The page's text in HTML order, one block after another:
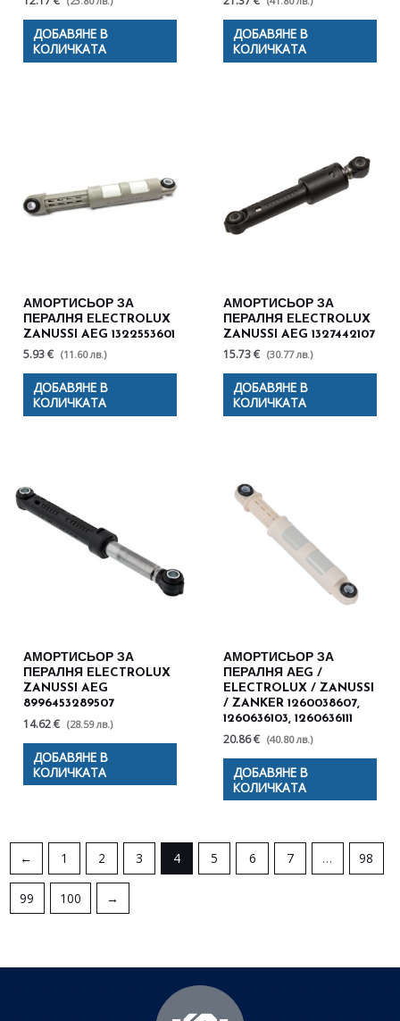
ДОБАВЯНЕ В
КОЛИЧКАТА
ДОБАВЯНЕ В
КОЛИЧКАТА
АМОРТИСЬОР ЗА
ПЕРАЛНЯ ELECTROLUX
ZANUSSI AEG 1322553601
5.93 € (11.60 лв.)
ДОБАВЯНЕ В
КОЛИЧКАТА
АМОРТИСЬОР ЗА
ПЕРАЛНЯ ELECTROLUX
ZANUSSI AEG 1327442107
15.73 € (30.77 лв.)
ДОБАВЯНЕ В
КОЛИЧКАТА
АМОРТИСЬОР ЗА
ПЕРАЛНЯ ELECTROLUX
ZANUSSI AEG
8996453289507
14.62 € (28.59 лв.)
ДОБАВЯНЕ В
КОЛИЧКАТА
АМОРТИСЬОР ЗА
ПЕРАЛНЯ АЕG /
ELECTROLUX / ZANUSSI
/ ZANKER 1260038607,
1260636103, 1260636111
20.86 € (40.80 лв.)
ДОБАВЯНЕ В
КОЛИЧКАТА
← 1 2 3 4 5 6 7 … 98
99 100 →